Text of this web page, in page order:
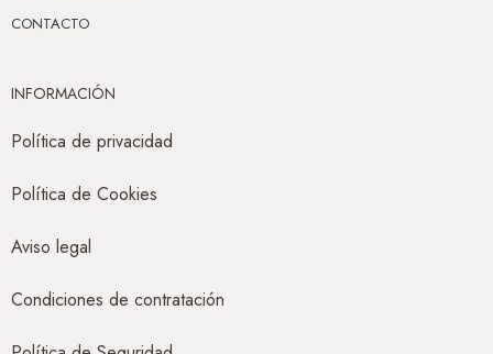
CONTACTO
INFORMACIÓN
Política de privacidad
Política de Cookies
Aviso legal
Condiciones de contratación